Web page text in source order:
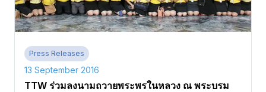
Press Releases
13 September 2016
TTW ร่วมลงนามถวายพระพรในหลวง ณ พระบรม